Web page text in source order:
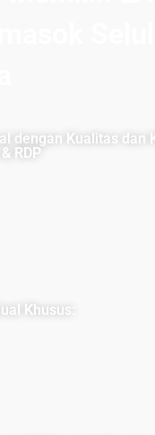
dengan Kualitas dan
RDP
Khusus: